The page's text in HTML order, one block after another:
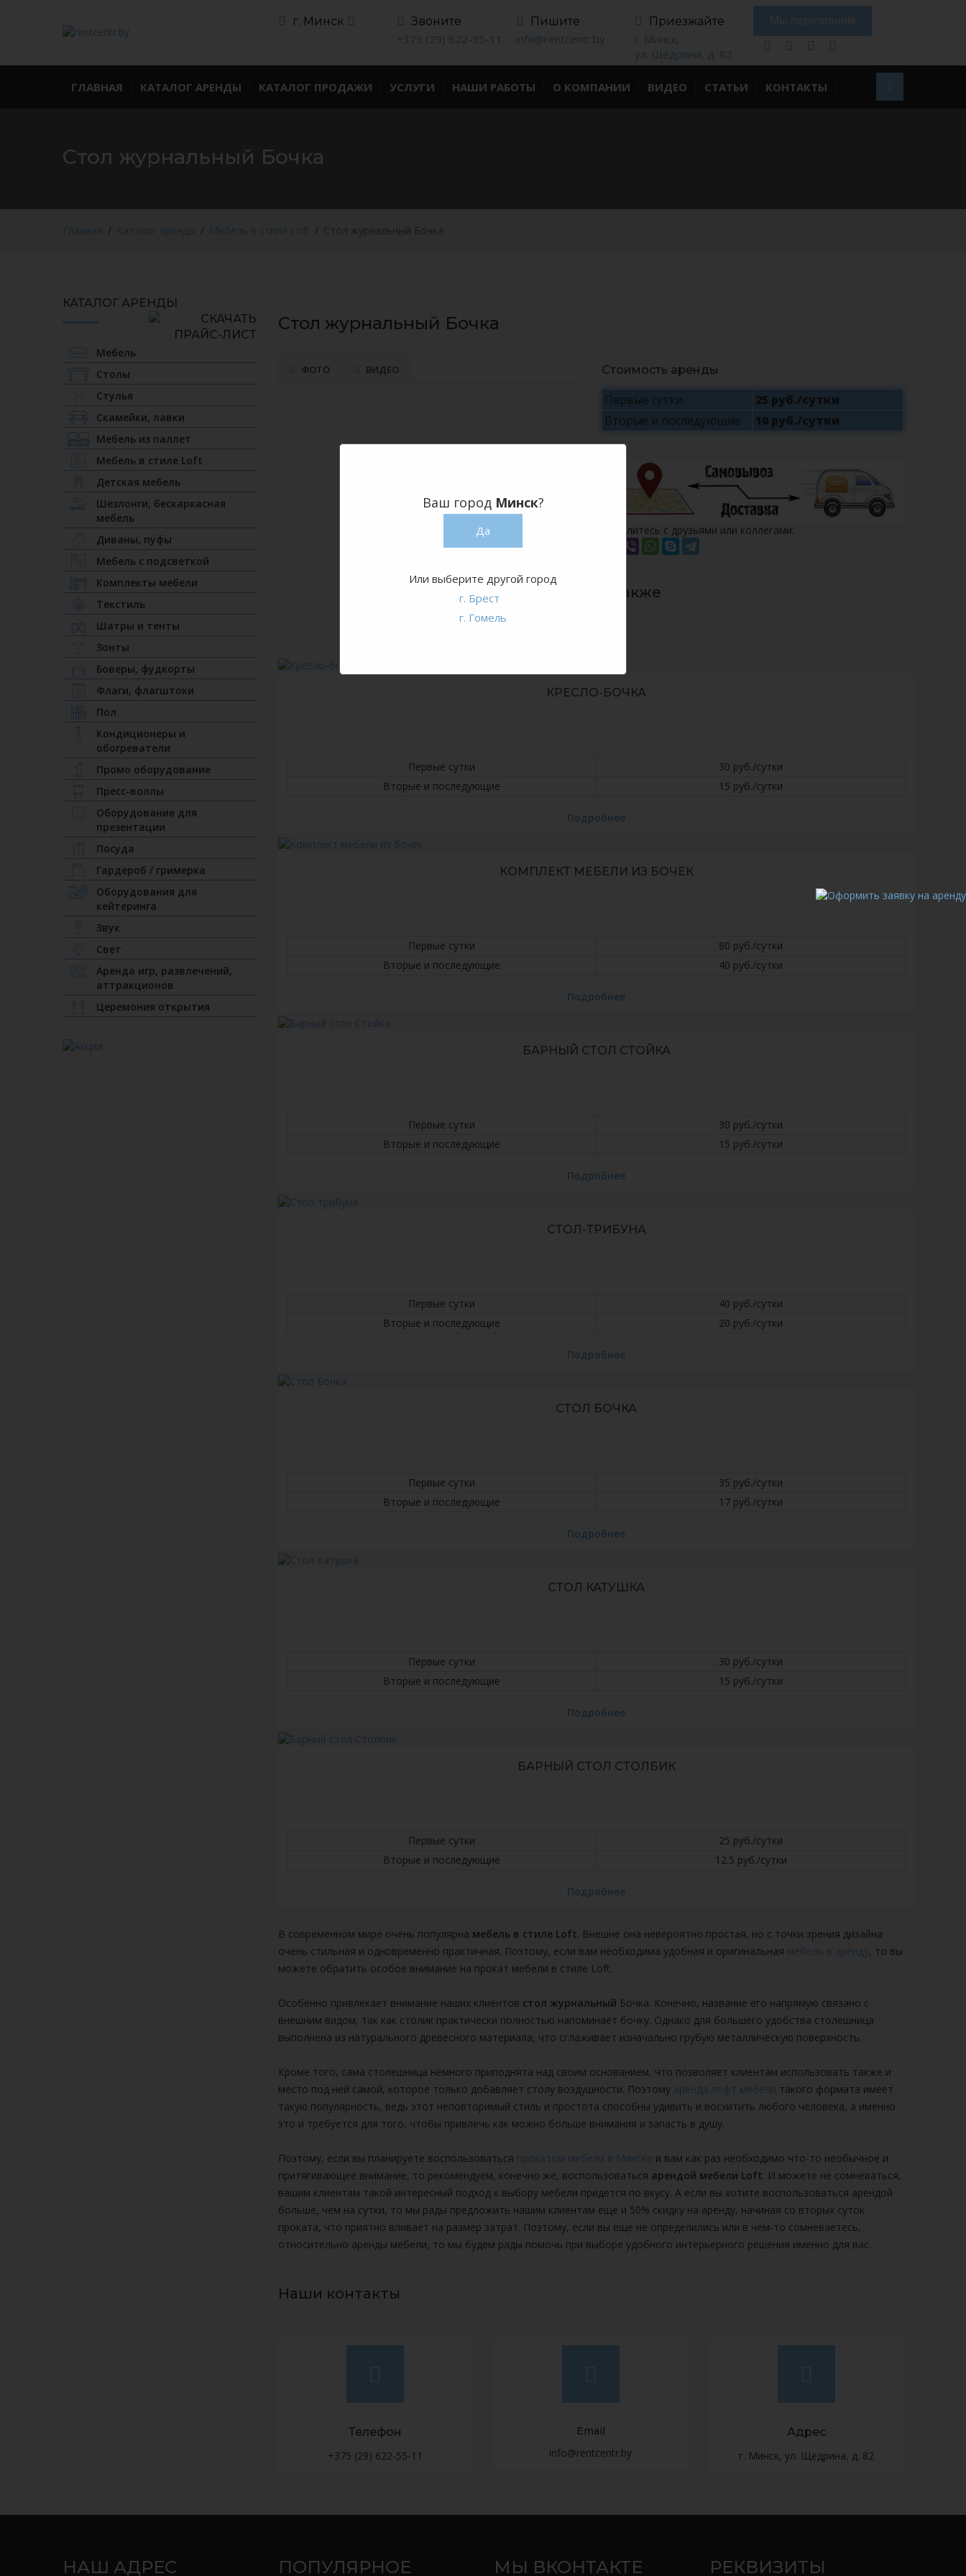
г. Минск Звоните
+375 (29) 622-55-11
Пишите
info@rentcentr.by
Приезжайте
г. Минск,
ул. Щедрина, д. 82
ГЛАВНАЯ КАТАЛОГ АРЕНДЫ КАТАЛОГ ПРОДАЖИ УСЛУГИ НАШИ РАБОТЫ О КОМПАНИИ ВИДЕО СТАТЬИ КОНТАКТЫ
Стол журнальный Бочка
Главная Каталог аренды Мебель в стиле Loft Стол журнальный Бочка
КАТАЛОГ АРЕНДЫ
Мебель
Столы
Стулья
Скамейки, лавки
Мебель из паллет
Мебель в стиле Loft
Детская мебель
Шезлонги, бескаркасная
мебель
Диваны, пуфы
Мебель с подсветкой
Комплекты мебели
Текстиль
Шатры и тенты
Зонты
Боверы, фудкорты
Флаги, флагштоки
Пол
Кондиционеры и
обогреватели
Промо оборудование
Пресс-воллы
Оборудование для
презентации
Посуда
Гардероб / гримерка
Оборудования для
кейтеринга
Звук
Свет
Аренда игр, развлечений,
аттракционов
Церемония открытия
Стол журнальный Бочка
ФОТО ВИДЕО Стоимость аренды
Первые сутки
25 руб./сутки
Вторые и последующие
10 руб./сутки
Поделитесь с друзьями или коллегами:
Смотрите также
КРЕСЛО-БОЧКА
Первые сутки
30 руб./сутки
Вторые и последующие
15 руб./сутки
Подробнее
КОМПЛЕКТ МЕБЕЛИ ИЗ БОЧЕК
Первые сутки
80 руб./сутки
Вторые и последующие
40 руб./сутки
Подробнее
БАРНЫЙ СТОЛ CТОЙКА
Первые сутки
30 руб./сутки
Вторые и последующие
15 руб./сутки
Подробнее
СТОЛ-ТРИБУНА
Первые сутки
40 руб./сутки
Вторые и последующие
20 руб./сутки
Подробнее
СТОЛ БОЧКА
Первые сутки
35 руб./сутки
Вторые и последующие
17 руб./сутки
Подробнее
СТОЛ КАТУШКА
Первые сутки
30 руб./сутки
Вторые и последующие
15 руб./сутки
Подробнее
БАРНЫЙ СТОЛ СТОЛБИК
Первые сутки
25 руб./сутки
Вторые и последующие
12.5 руб./сутки
Подробнее
В современном мире очень популярна мебель в стиле Loft. Внешне она невероятно простая, но с точки зрения дизайна
очень стильная и одновременно практичная. Поэтому, если вам необходима удобная и оригинальная мебель в аренду, то вы
можете обратить особое внимание на прокат мебели в стиле Loft.
Особенно привлекает внимание наших клиентов стол журнальный Бочка. Конечно, название его напрямую связано с
внешним видом, так как столик практически полностью напоминает бочку. Однако для большего удобства столешница
выполнена из натурального древесного материала, что сглаживает изначально грубую металлическую поверхность.
Кроме того, сама столешница немного приподнята над своим основанием, что позволяет клиентам использовать также и
место под ней самой, которое только добавляет столу воздушности. Поэтому аренда лофт мебели такого формата имеет
такую популярность, ведь этот неповторимый стиль и простота способны удивить и восхитить любого человека, а именно
это и требуется для того, чтобы привлечь как можно больше внимания и запасть в душу.
Поэтому, если вы планируете воспользоваться прокатом мебели в Минске и вам как раз необходимо что-то необычное и
притягивающее внимание, то рекомендуем, конечно же, воспользоваться арендой мебели Loft. И можете не сомневаться,
вашим клиентам такой интересный подход к выбору мебели придется по вкусу. А если вы хотите воспользоваться арендой
больше, чем на сутки, то мы рады предложить нашим клиентам еще и 50% скидку на аренду, начиная со вторых суток
проката, что приятно вливает на размер затрат. Поэтому, если вы еще не определились или в чем-то сомневаетесь,
относительно аренды мебели, то мы будем рады помочь при выборе удобного интерьерного решения именно для вас.
Наши контакты
Телефон
+375 (29) 622-55-11
Email
info@rentcentr.by
Адрес
г. Минск, ул. Щедрина, д. 82
НАШ АДРЕС ПОПУЛЯРНОЕ МЫ ВКОНТАКТЕ РЕКВИЗИТЫ
Ваш город Минск?
Да
Или выберите другой город
г. Брест
г. Гомель